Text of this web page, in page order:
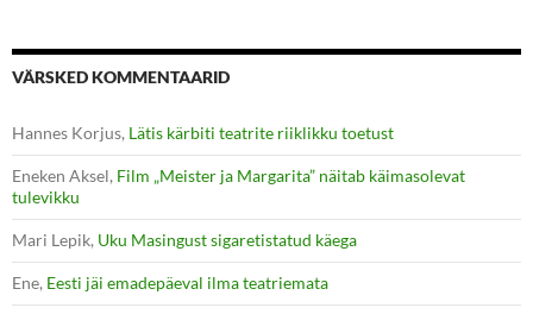
VÄRSKED KOMMENTAARID
Hannes Korjus, Lätis kärbiti teatrite riiklikku toetust
Eneken Aksel, Film „Meister ja Margarita” näitab käimasolevat
tulevikku
Mari Lepik, Uku Masingust sigaretistatud käega
Ene, Eesti jäi emadepäeval ilma teatriemata